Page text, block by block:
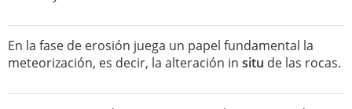
En la fase de erosión juega un papel fundamental la
meteorización, es decir, la alteración in situ de las rocas.